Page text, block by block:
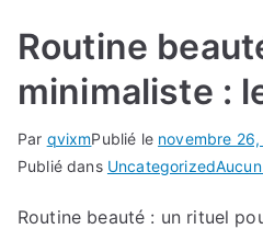
Routine
minimaliste :
Par qvixmPublié le novembre
Publié dans Uncategorized
Routine beauté : un rituel